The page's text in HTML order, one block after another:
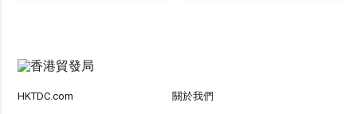
HKTDC.com 關於我們